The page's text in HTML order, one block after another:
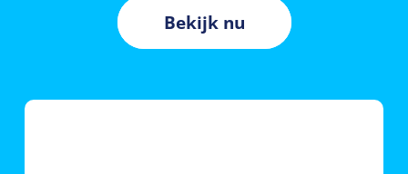
Bekijk nu